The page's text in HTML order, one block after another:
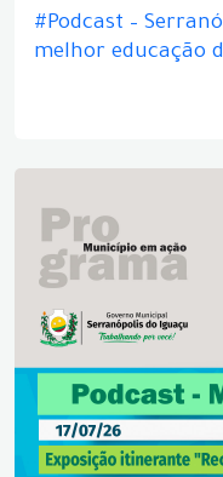
#Podcast –
melhor educação